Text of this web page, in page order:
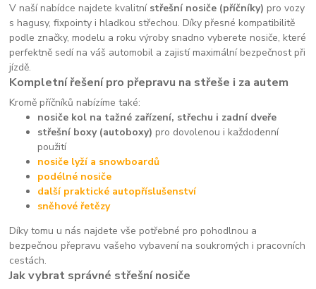
V naší nabídce najdete kvalitní střešní nosiče (příčníky) pro vozy
s hagusy, fixpointy i hladkou střechou. Díky přesné kompatibilitě
podle značky, modelu a roku výroby snadno vyberete nosiče, které
perfektně sedí na váš automobil a zajistí maximální bezpečnost při
jízdě.
Kompletní řešení pro přepravu na střeše i za autem
Kromě příčníků nabízíme také:
nosiče kol na tažné zařízení, střechu i zadní dveře
střešní boxy (autoboxy) pro dovolenou i každodenní
použití
nosiče lyží a snowboardů
podélné nosiče
další praktické autopříslušenství
sněhové řetězy
Díky tomu u nás najdete vše potřebné pro pohodlnou a
bezpečnou přepravu vašeho vybavení na soukromých i pracovních
cestách.
Jak vybrat správné střešní nosiče